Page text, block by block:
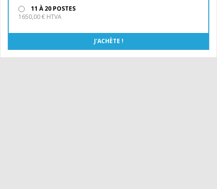
11 À 20 POSTES
1650,00 € HTVA